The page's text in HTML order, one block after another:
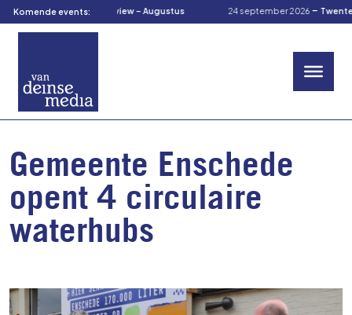
Komende events:
2026-TOM’s Preview – Augustus 24 september 2026-
Gemeente Enschede
opent 4 circulaire
waterhubs